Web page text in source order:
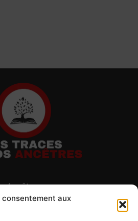
consentement aux
Ancêtres
Savoie